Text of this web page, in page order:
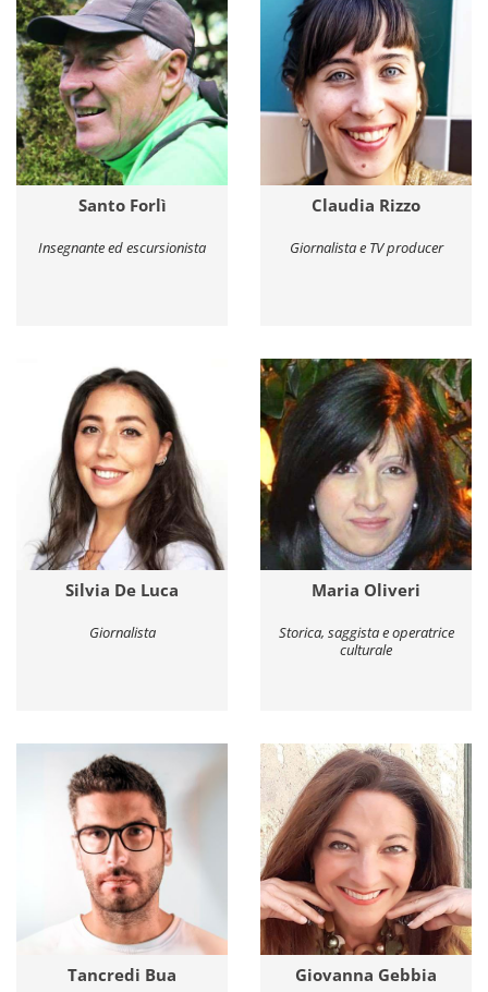
Santo Forlì
Insegnante ed escursionista
Claudia Rizzo
Giornalista e TV producer
Silvia De Luca
Giornalista
Maria Oliveri
Storica, saggista e operatrice
culturale
Tancredi Bua Giovanna Gebbia